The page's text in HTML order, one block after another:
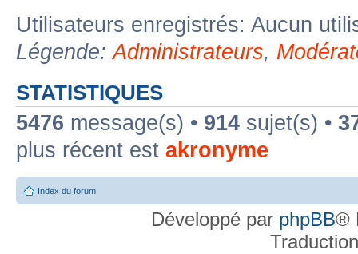
Utilisateurs enregistrés: Aucun
Légende:Administrateurs,
STATISTIQUES
5476 message(s) • 914 sujet(s) •
plus récent est akronyme
Index du forum
Développé par phpBB®